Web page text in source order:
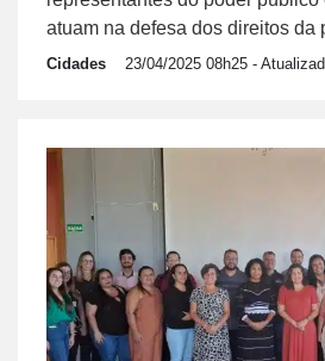
atuam na defesa dos direitos da
Cidades 23/04/2025 08h25 -